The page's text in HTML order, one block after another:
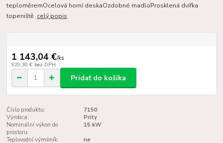
teploměremOcelová horní deskaOzdobné madloProsklená dvířka
topeniště celý popis
1 143,04 €/ks
929,30 € bez DPH
Pridať do košíka
Číslo produktu:
7150
Výrobca:
Prity
Nominální výkon do
prostoru:
15 kW
Teplovodní výměník:
ne